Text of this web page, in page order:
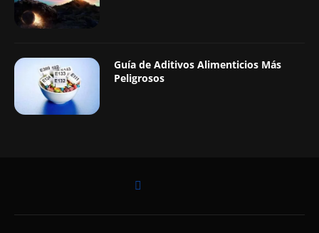
Guía de Aditivos Alimenticios Más
Peligrosos